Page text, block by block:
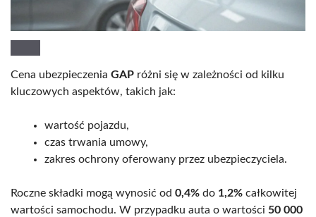
Cena ubezpieczenia GAP różni się w zależności od kilku
kluczowych aspektów, takich jak:
wartość pojazdu,
czas trwania umowy,
zakres ochrony oferowany przez ubezpieczyciela.
Roczne składki mogą wynosić od 0,4% do 1,2% całkowitej
wartości samochodu. W przypadku auta o wartości 50 000